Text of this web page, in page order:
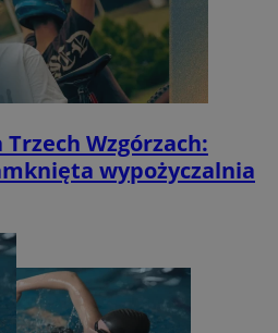
Wzgórzach:
wypożyczalnia